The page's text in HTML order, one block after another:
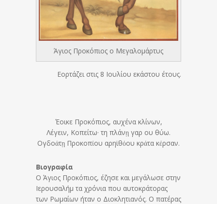
Άγιος Προκόπιος ο Μεγαλομάρτυς
Εορτάζει στις 8 Ιουλίου εκάστου έτους.
Έοικε Προκόπιος, αυχένα κλίνων,
Λέγειν, Κοπείτω· τη πλάνῃ γαρ ου θύω.
Ογδοάτῃ Προκοπίου αρηϊθόου κράτα κέρσαν.
Βιογραφία
Ο Άγιος Προκόπιος, έζησε και μεγάλωσε στην
Ιερουσαλήμ τα χρόνια που αυτοκράτορας
των Ρωμαίων ήταν ο Διοκλητιανός. Ο πατέρας